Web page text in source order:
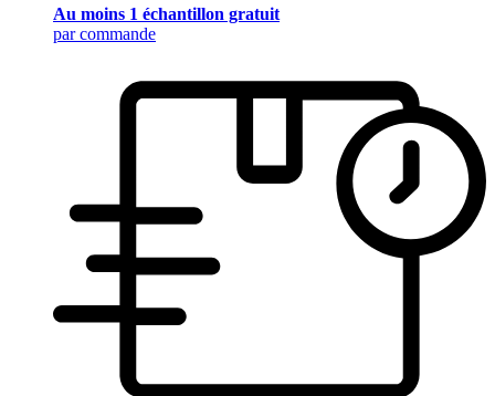
Au moins 1 échantillon gratuit
par commande